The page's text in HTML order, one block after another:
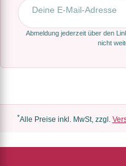
E-Mail-Adresse
Abmeldung jederzeit über den
nicht
*Alle Preise inkl. MwSt, zzgl.